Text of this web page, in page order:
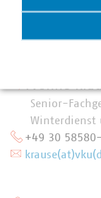
Yvonne
Senior-
Winterdienst
+49 30